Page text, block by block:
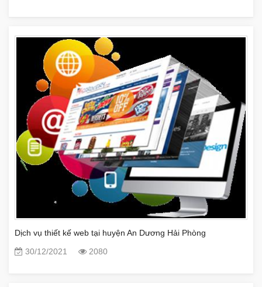
Dịch vụ thiết kế web tại huyện An Dương Hải Phòng
30/12/2021
2080